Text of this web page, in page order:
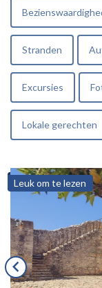
Stranden
Excursies
Lokale gerechten
Leuk om te lezen
keyboard_arrow_left